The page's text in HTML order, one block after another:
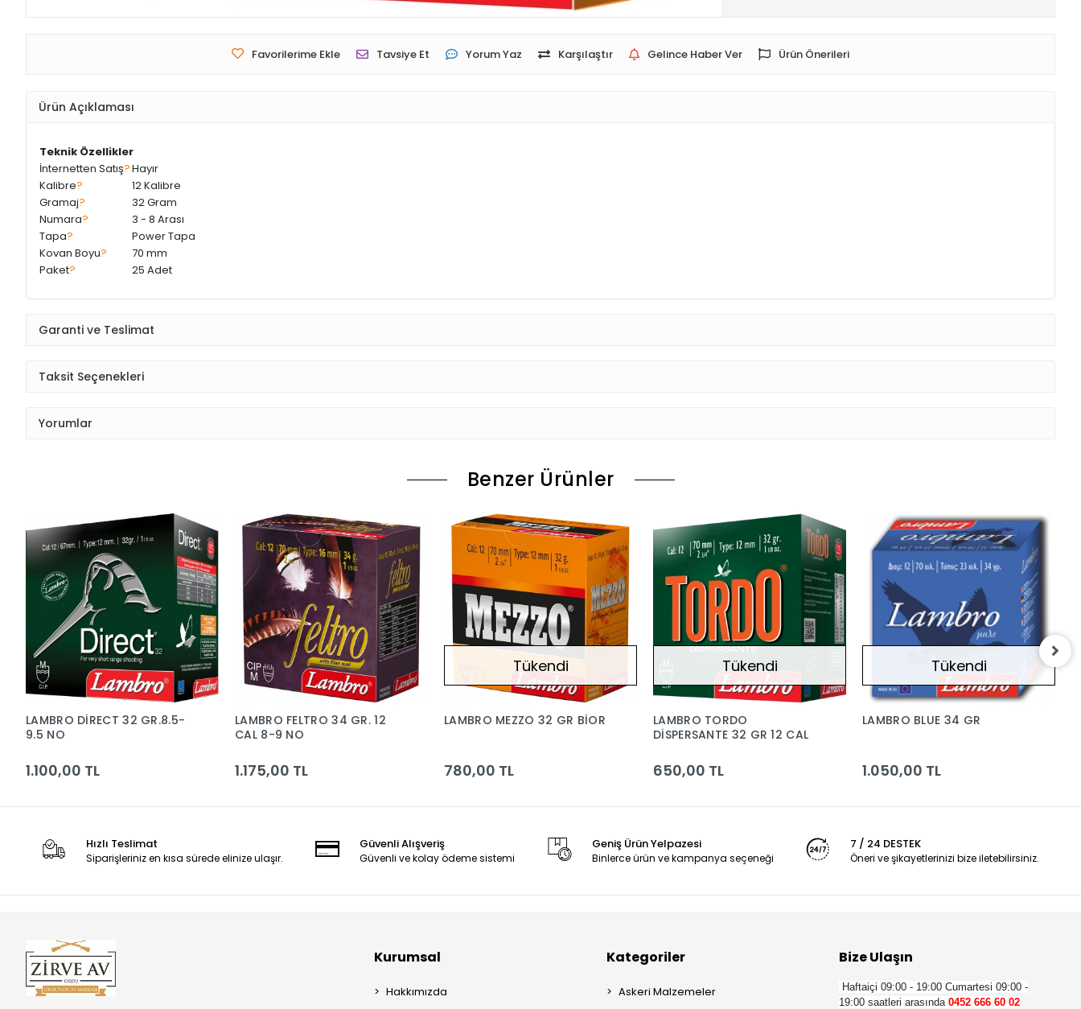
Favorilerime Ekle Tavsiye Et Yorum Yaz Karşılaştır Gelince Haber Ver Ürün Önerileri
Ürün Açıklaması
Teknik Özellikler
İnternetten Satış?Hayır
Kalibre?
12 Kalibre
Gramaj?
32 Gram
Numara?
3 - 8 Arası
Tapa?
Power Tapa
Kovan Boyu?
70 mm
Paket? 25 Adet
Garanti ve Teslimat
Taksit Seçenekleri
Yorumlar
Benzer Ürünler
LAMBRO DİRECT 32 GR.8.5-
9.5 NO
1.100,00 TL
LAMBRO FELTRO 34 GR. 12
CAL 8-9 NO
1.175,00 TL
Tükendi
LAMBRO MEZZO 32 GR BİOR
780,00 TL
Tükendi
LAMBRO TORDO
DİSPERSANTE 32 GR 12 CAL
650,00 TL
Tükendi
LAMBRO BLUE 34 GR
1.050,00 TL
Hızlı Teslimat
Siparişleriniz en kısa sürede elinize ulaşır.
Güvenli Alışveriş
Güvenli ve kolay ödeme sistemi
Geniş Ürün Yelpazesi
Binlerce ürün ve kampanya seçeneği
7 / 24 DESTEK
Öneri ve şikayetlerinizi bize iletebilirsiniz.
Kurumsal
Hakkımızda
Kategoriler
Askeri Malzemeler
Bize Ulaşın
Haftaiçi 09:00 - 19:00Cumartesi 09:00 -
19:00 saatleri arasında0452 666 60 02